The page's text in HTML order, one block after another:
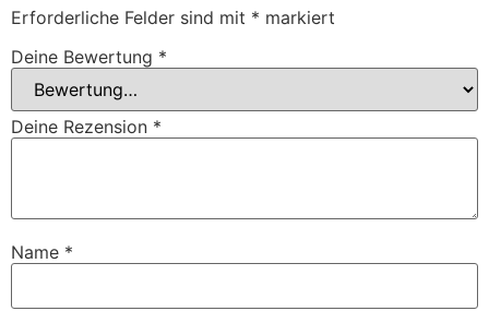
Erforderliche Felder sind mit * markiert
Deine Bewertung *
Deine Rezension *
Name *